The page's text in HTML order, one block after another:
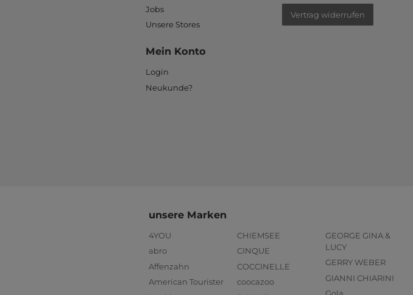
Jobs
Unsere Stores
Mein Konto
Login
Neukunde?
Vertrag widerrufen
unsere Marken
4YOU
abro
Affenzahn
American Tourister
CHIEMSEE
CINQUE
COCCINELLE
coocazoo
GEORGE GINA &
LUCY
GERRY WEBER
GIANNI CHIARINI